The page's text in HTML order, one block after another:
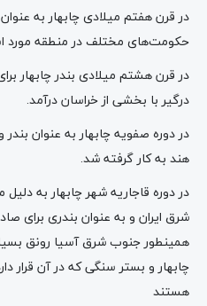
در قرن هفتم میلادی چابهار به
حکومت‌های مختلف در منطقه مورد
در قرن هشتم میلادی بندر چابهار
درگیر با بخشی از خراسان درآمد.
در دوره صفویه چابهار به عنوان
هند به کار گرفته شد.
در دوره قاجاریه شهر چابهار به
شرق ایران و به عنوان بندری برای
همینطور جنوب شرق آسیا رونق
چابهار و بستر سنگی که در آن قرار
هستند